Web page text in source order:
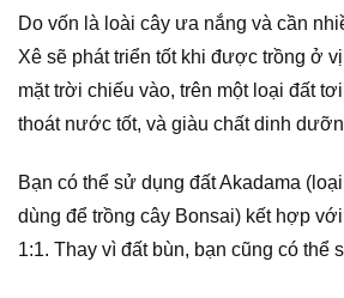
Do vốn là loài cây ưa nắng và cần
Xê sẽ phát triển tốt khi được trồng ở
mặt trời chiếu vào, trên một loại đất
thoát nước tốt, và giàu chất dinh
Bạn có thể sử dụng đất Akadama
dùng để trồng cây Bonsai) kết hợp
1:1. Thay vì đất bùn, bạn cũng có thể